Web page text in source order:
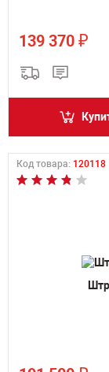
139 370 ₽
Код товара: 120118